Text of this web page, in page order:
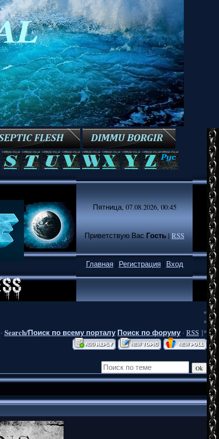
Пятница, 07.08.2026, 00:45
Приветствую Вас Гость|RSS
Главная | Регистрация | Вход
*
*
Search/Поиск по всему порталу Поиск по форуму · RSS ]*